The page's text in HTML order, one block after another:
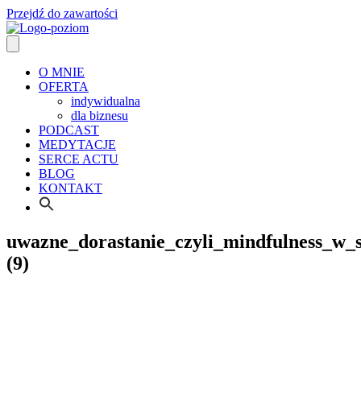
Przejdź do zawartości
O MNIE
OFERTA
indywidualna
dla biznesu
PODCAST
MEDYTACJE
SERCE ACTU
BLOG
KONTAKT
(9)